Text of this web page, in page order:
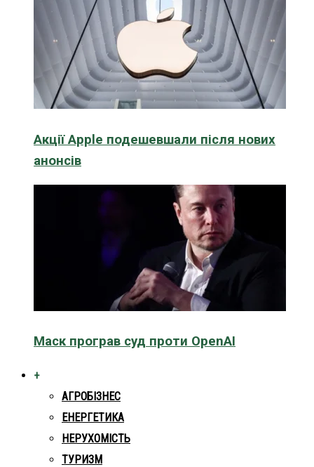
Акції Apple подешевшали після нових
анонсів
Маск програв суд проти OpenAI
+
АГРОБІЗНЕС
ЕНЕРГЕТИКА
НЕРУХОМІСТЬ
ТУРИЗМ